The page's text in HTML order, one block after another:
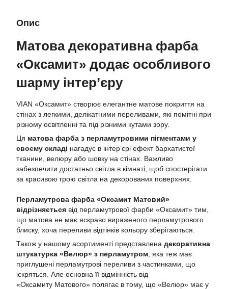
Опис
Матова декоративна фарба
«Оксамит» додає особливого
шарму інтер’єру
VIAN «Оксамит» створює елегантне матове покриття на
стінах з легкими, делікатними переливами, які помітні при
різному освітленні та під різними кутами зору.
Ця матова фарба з перламутровими пігментами у
своєму складі нагадує в інтер’єрі ефект бархатистої
тканини, велюру або шовку на стінах. Важливо
забезпечити достатньо світла в кімнаті, щоб спостерігати
за красивою грою світла на декорованих поверхнях.
Перламутрова фарба «Оксамит Матовий»
відрізняється від перламутрової фарби «Оксамит» тим,
що матова не має яскраво вираженого перламутрового
блиску, хоча переливи відтінків кольору зберігаються.
Також у нашому асортименті представлена декоративна
штукатурка «Велюр» з перламутром , яка теж має
приглушені перламутрові переливи з частинками, що
іскряться. Але основна її відмінність від
«Оксамиту Матового» полягає в тому, що «Велюр» має у